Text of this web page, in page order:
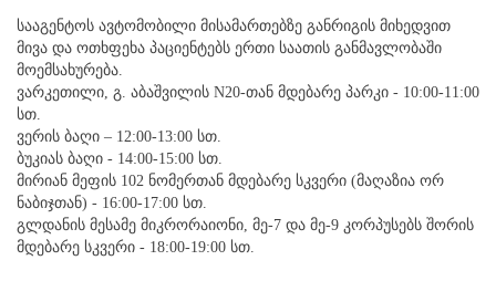
სააგენტოს ავტომობილი მისამართებზე განრიგის მიხედვით
მივა და ოთხფეხა პაციენტებს ერთი საათის განმავლობაში
მოემსახურება.
ვარკეთილი, გ. აბაშვილის N20-თან მდებარე პარკი - 10:00-11:00
სთ.
ვერის ბაღი – 12:00-13:00 სთ.
ბუკიას ბაღი - 14:00-15:00 სთ.
მირიან მეფის 102 ნომერთან მდებარე სკვერი (მაღაზია ორ
ნაბიჯთან) - 16:00-17:00 სთ.
გლდანის მესამე მიკრორაიონი, მე-7 და მე-9 კორპუსებს შორის
მდებარე სკვერი - 18:00-19:00 სთ.